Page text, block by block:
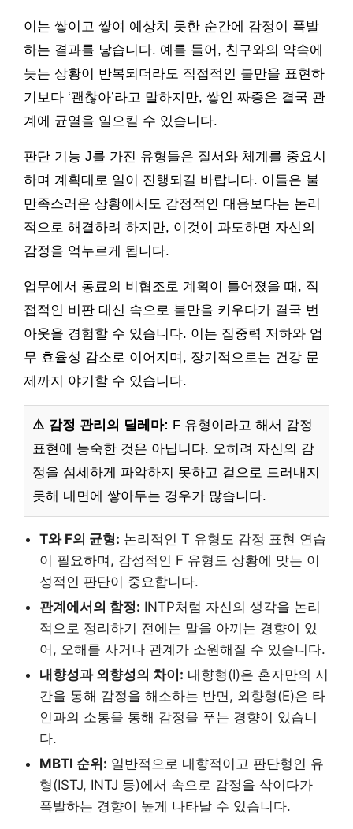
이는 쌓이고 쌓여 예상치 못한 순간에 감정이 폭발
하는 결과를 낳습니다. 예를 들어, 친구와의 약속에
늦는 상황이 반복되더라도 직접적인 불만을 표현하
기보다 ‘괜찮아’라고 말하지만, 쌓인 짜증은 결국 관
계에 균열을 일으킬 수 있습니다.
판단 기능 J를 가진 유형들은 질서와 체계를 중요시
하며 계획대로 일이 진행되길 바랍니다. 이들은 불
만족스러운 상황에서도 감정적인 대응보다는 논리
적으로 해결하려 하지만, 이것이 과도하면 자신의
감정을 억누르게 됩니다.
업무에서 동료의 비협조로 계획이 틀어졌을 때, 직
접적인 비판 대신 속으로 불만을 키우다가 결국 번
아웃을 경험할 수 있습니다. 이는 집중력 저하와 업
무 효율성 감소로 이어지며, 장기적으로는 건강 문
제까지 야기할 수 있습니다.
⚠️ 감정 관리의 딜레마: F 유형이라고 해서 감정
표현에 능숙한 것은 아닙니다. 오히려 자신의 감
정을 섬세하게 파악하지 못하고 겉으로 드러내지
못해 내면에 쌓아두는 경우가 많습니다.
T와 F의 균형: 논리적인 T 유형도 감정 표현 연습
이 필요하며, 감성적인 F 유형도 상황에 맞는 이
성적인 판단이 중요합니다.
관계에서의 함정: INTP처럼 자신의 생각을 논리
적으로 정리하기 전에는 말을 아끼는 경향이 있
어, 오해를 사거나 관계가 소원해질 수 있습니다.
내향성과 외향성의 차이: 내향형(I)은 혼자만의 시
간을 통해 감정을 해소하는 반면, 외향형(E)은 타
인과의 소통을 통해 감정을 푸는 경향이 있습니
다.
MBTI 순위: 일반적으로 내향적이고 판단형인 유
형(ISTJ, INTJ 등)에서 속으로 감정을 삭이다가
폭발하는 경향이 높게 나타날 수 있습니다.